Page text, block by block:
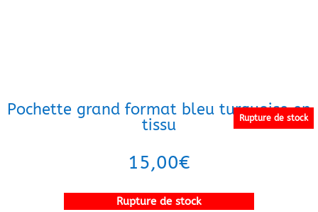
Pochette grand format bleu turquoise en
tissu
15,00€
Rupture de stock
Rupture de stock